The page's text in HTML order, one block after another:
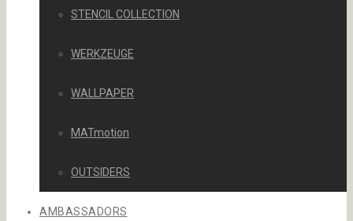
STENCIL COLLECTION
WERKZEUGE
WALLPAPER
MATmotion
OUTSIDERS
AMBASSADORS